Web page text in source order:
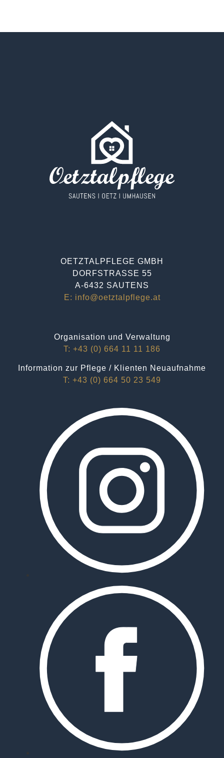
OETZTALPFLEGE GMBH
DORFSTRASSE 55
A-6432 SAUTENS
E: info@oetztalpflege.at
Organisation und Verwaltung
T: +43 (0) 664 11 11 186
Information zur Pflege / Klienten Neuaufnahme
T: +43 (0) 664 50 23 549